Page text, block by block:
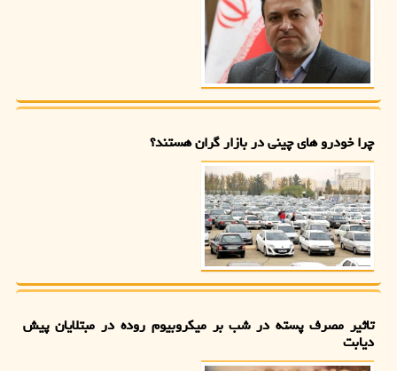
چرا خودرو های چینی در بازار گران هستند؟
تاثیر مصرف پسته در شب بر میکروبیوم روده در مبتلایان پیش
دیابت